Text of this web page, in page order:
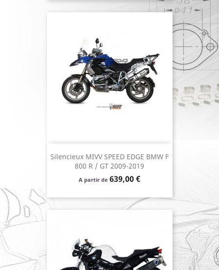
Silencieux MIVV SPEED EDGE BMW F
800 R / GT 2009-2019
A partir de Prix
639,00 €